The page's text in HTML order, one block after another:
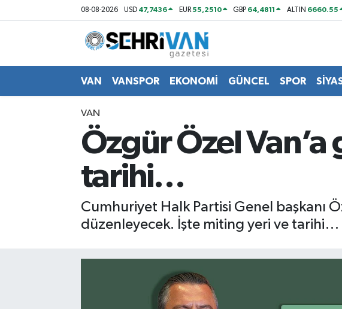
08-08-2026 USD 47,7436 EUR55,2510 GBP 64,4811 ALTIN 6660.55
VAN VANSPOR EKONOMİ GÜNCEL SPOR
VAN
Özgür Özel
tarihi…
Cumhuriyet Halk Partisi Genel başkanı
düzenleyecek. İşte miting yeri ve tarihi…
Van Nöbetçi Eczaneler
Van Hava Durumu
Van Trafik Yoğunluk Haritası
Süper Lig Puan Durumu ve Fikstür
Son Dakika Haberleri
Haber Arşivi